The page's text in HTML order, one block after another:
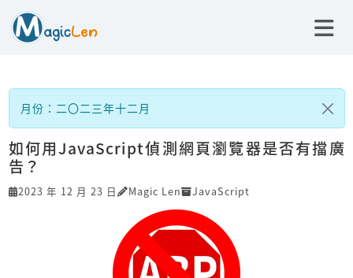
月份：二〇二三年十二月
如何用JavaScript偵測網頁瀏覽器是否有擋廣
告？
2023 年 12 月 23 日 Magic Len JavaScript